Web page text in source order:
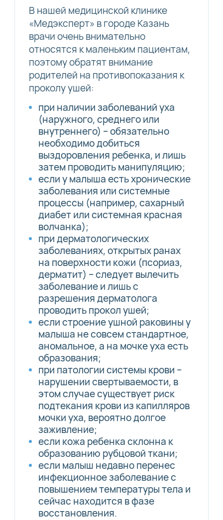
В нашей медицинской клинике
«Медэксперт» в городе Казань
врачи очень внимательно
относятся к маленьким пациентам,
поэтому обратят внимание
родителей на противопоказания к
проколу ушей:
при наличии заболеваний уха
(наружного, среднего или
внутреннего) – обязательно
необходимо добиться
выздоровления ребенка, и лишь
затем проводить манипуляцию;
если у малыша есть хронические
заболевания или системные
процессы (например, сахарный
диабет или системная красная
волчанка);
при дерматологических
заболеваниях, открытых ранах
на поверхности кожи (псориаз,
дерматит) – следует вылечить
заболевание и лишь с
разрешения дерматолога
проводить прокол ушей;
если строение ушной раковины у
малыша не совсем стандартное,
аномальное, а на мочке уха есть
образования;
при патологии системы крови –
нарушении свертываемости, в
этом случае существует риск
подтекания крови из капилляров
мочки уха, вероятно долгое
заживление;
если кожа ребенка склонна к
образованию рубцовой ткани;
если малыш недавно перенес
инфекционное заболевание с
повышением температуры тела и
сейчас находится в фазе
восстановления.